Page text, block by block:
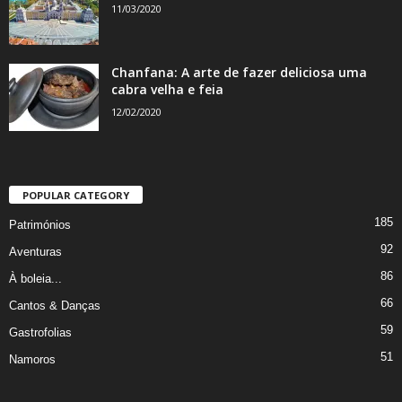
11/03/2020
Chanfana: A arte de fazer deliciosa uma
cabra velha e feia
12/02/2020
POPULAR CATEGORY
Patrimónios 185
Aventuras 92
À boleia... 86
Cantos & Danças 66
Gastrofolias 59
Namoros 51